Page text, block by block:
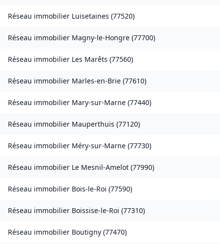
Réseau immobilier Luisetaines (77520)
Réseau immobilier Magny-le-Hongre (77700)
Réseau immobilier Les Marêts (77560)
Réseau immobilier Marles-en-Brie (77610)
Réseau immobilier Mary-sur-Marne (77440)
Réseau immobilier Mauperthuis (77120)
Réseau immobilier Méry-sur-Marne (77730)
Réseau immobilier Le Mesnil-Amelot (77990)
Réseau immobilier Bois-le-Roi (77590)
Réseau immobilier Boissise-le-Roi (77310)
Réseau immobilier Boutigny (77470)